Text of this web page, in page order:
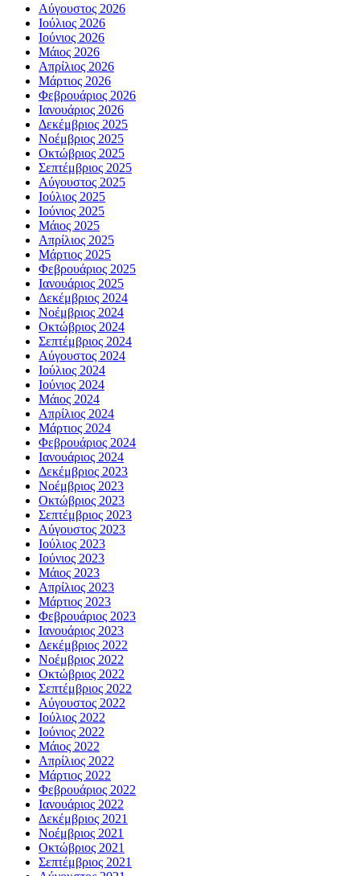
Αύγουστος 2026
Ιούλιος 2026
Ιούνιος 2026
Μάιος 2026
Απρίλιος 2026
Μάρτιος 2026
Φεβρουάριος 2026
Ιανουάριος 2026
Δεκέμβριος 2025
Νοέμβριος 2025
Οκτώβριος 2025
Σεπτέμβριος 2025
Αύγουστος 2025
Ιούλιος 2025
Ιούνιος 2025
Μάιος 2025
Απρίλιος 2025
Μάρτιος 2025
Φεβρουάριος 2025
Ιανουάριος 2025
Δεκέμβριος 2024
Νοέμβριος 2024
Οκτώβριος 2024
Σεπτέμβριος 2024
Αύγουστος 2024
Ιούλιος 2024
Ιούνιος 2024
Μάιος 2024
Απρίλιος 2024
Μάρτιος 2024
Φεβρουάριος 2024
Ιανουάριος 2024
Δεκέμβριος 2023
Νοέμβριος 2023
Οκτώβριος 2023
Σεπτέμβριος 2023
Αύγουστος 2023
Ιούλιος 2023
Ιούνιος 2023
Μάιος 2023
Απρίλιος 2023
Μάρτιος 2023
Φεβρουάριος 2023
Ιανουάριος 2023
Δεκέμβριος 2022
Νοέμβριος 2022
Οκτώβριος 2022
Σεπτέμβριος 2022
Αύγουστος 2022
Ιούλιος 2022
Ιούνιος 2022
Μάιος 2022
Απρίλιος 2022
Μάρτιος 2022
Φεβρουάριος 2022
Ιανουάριος 2022
Δεκέμβριος 2021
Νοέμβριος 2021
Οκτώβριος 2021
Σεπτέμβριος 2021